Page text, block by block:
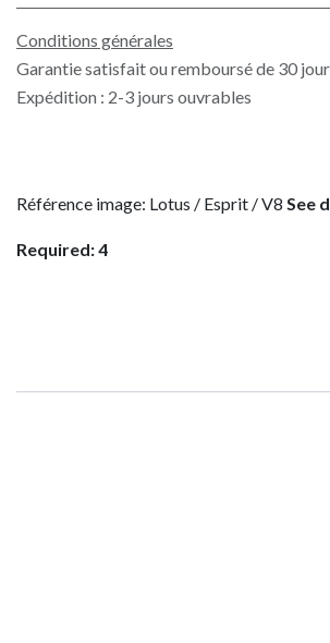
Conditions générales
Garantie satisfait ou remboursé de 30
Expédition : 2-3 jours ouvrables
Référence image: Lotus / Esprit / V8 See
Required: 4